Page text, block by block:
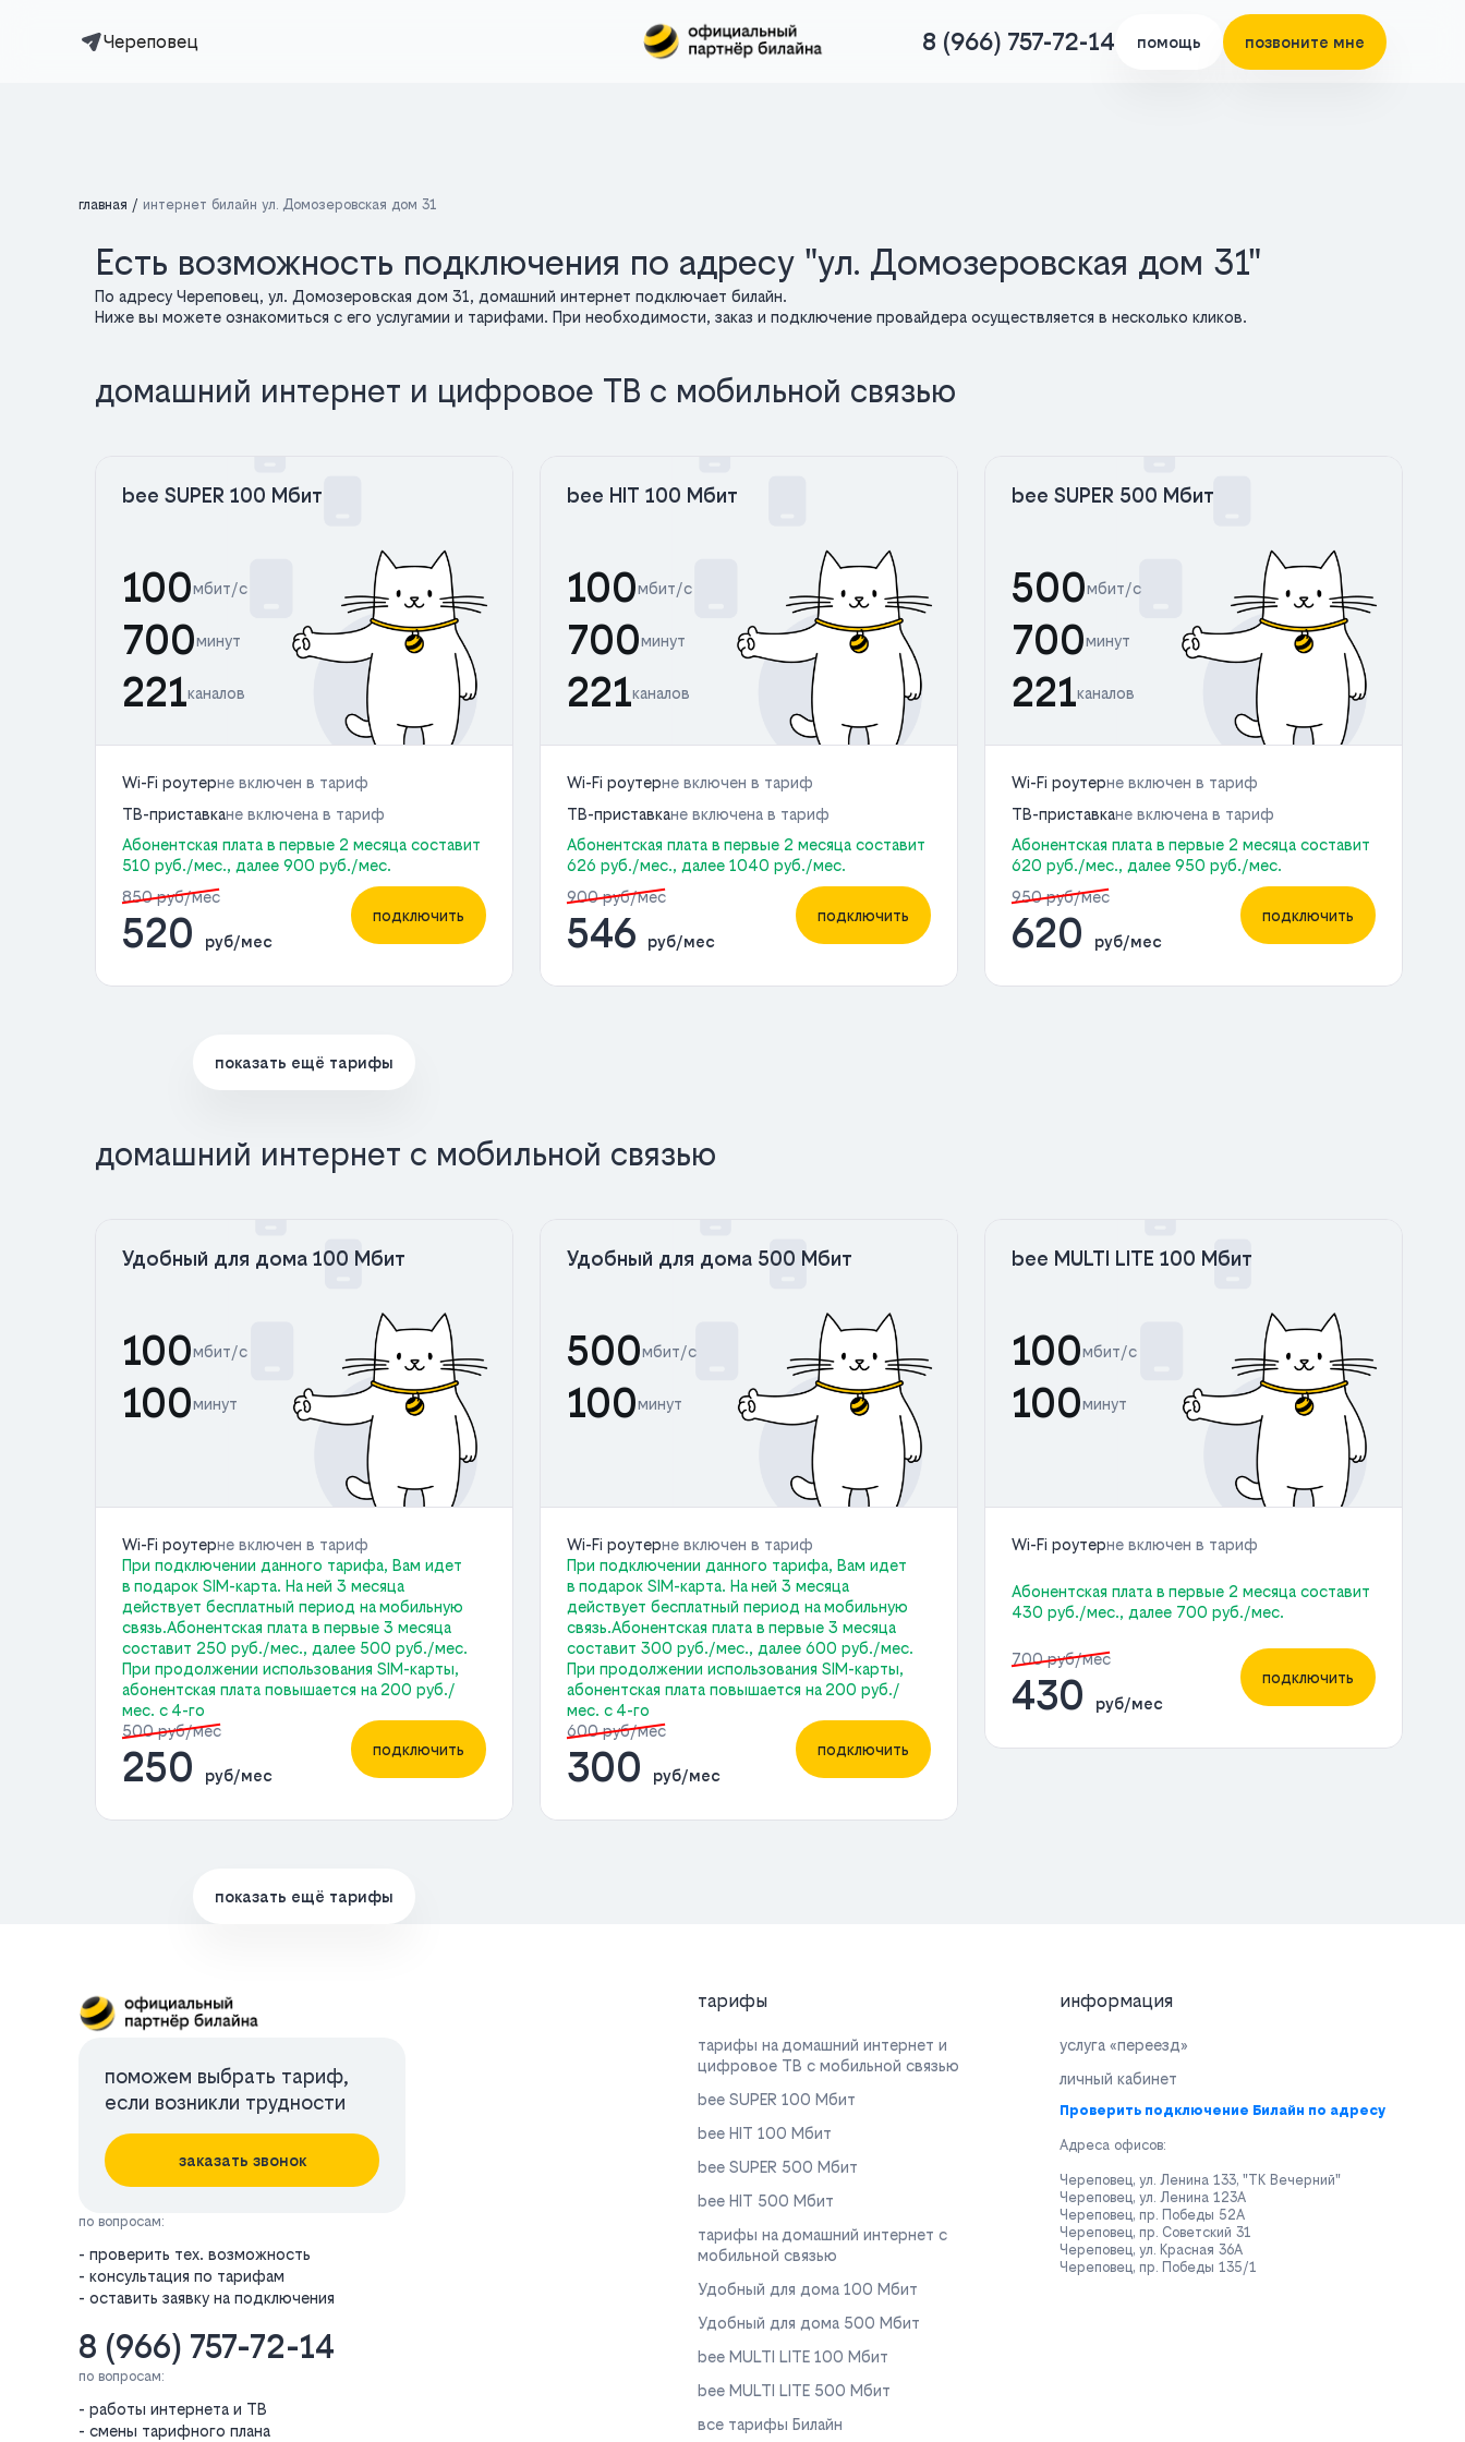
Череповец 8 (966) 757-72-14 помощь позвоните мне
главная интернет билайн ул. Домозеровская дом 31
Есть возможность подключения по адресу "ул. Домозеровская дом 31"
По адресу Череповец, ул. Домозеровская дом 31, домашний интернет подключает билайн.
Ниже вы можете ознакомиться с его услугамии и тарифами. При необходимости, заказ и подключение провайдера осуществляется в несколько кликов.
домашний интернет и цифровое ТВ с мобильной связью
bee SUPER 100 Мбит
100мбит/с
700минут
221каналов
Wi-Fi роутерне включен в тариф
ТВ-приставкане включена в тариф
Абонентская плата в первые 2 месяца составит
510 руб./мес., далее 900 руб./мес.
850 руб/мес
520 руб/мес
подключить
bee HIT 100 Мбит
100мбит/с
700минут
221каналов
Wi-Fi роутерне включен в тариф
ТВ-приставкане включена в тариф
Абонентская плата в первые 2 месяца составит
626 руб./мес., далее 1040 руб./мес.
900 руб/мес
546 руб/мес
подключить
bee SUPER 500 Мбит
500мбит/с
700минут
221каналов
Wi-Fi роутерне включен в тариф
ТВ-приставкане включена в тариф
Абонентская плата в первые 2 месяца составит
620 руб./мес., далее 950 руб./мес.
950 руб/мес
620 руб/мес
подключить
показать ещё тарифы
домашний интернет с мобильной связью
Удобный для дома 100 Мбит
100мбит/с
100минут
Wi-Fi роутерне включен в тариф
При подключении данного тарифа, Вам идет
в подарок SIM-карта. На ней 3 месяца
действует бесплатный период на мобильную
связь.Абонентская плата в первые 3 месяца
составит 250 руб./мес., далее 500 руб./мес.
При продолжении использования SIM-карты,
абонентская плата повышается на 200 руб./
мес. с 4-го
500 руб/мес
250 руб/мес
подключить
Удобный для дома 500 Мбит
500мбит/с
100минут
Wi-Fi роутерне включен в тариф
При подключении данного тарифа, Вам идет
в подарок SIM-карта. На ней 3 месяца
действует бесплатный период на мобильную
связь.Абонентская плата в первые 3 месяца
составит 300 руб./мес., далее 600 руб./мес.
При продолжении использования SIM-карты,
абонентская плата повышается на 200 руб./
мес. с 4-го
600 руб/мес
300 руб/мес
подключить
bee MULTI LITE 100 Мбит
100мбит/с
100минут
Wi-Fi роутерне включен в тариф
Абонентская плата в первые 2 месяца составит
430 руб./мес., далее 700 руб./мес.
700 руб/мес
430 руб/мес
подключить
показать ещё тарифы
поможем выбрать тариф,
если возникли трудности
заказать звонок
по вопросам:
- проверить тех. возможность
- консультация по тарифам
- оставить заявку на подключения
8 (966) 757-72-14
по вопросам:
- работы интернета и ТВ
- смены тарифного плана
тарифы
тарифы на домашний интернет и
цифровое ТВ с мобильной связью
bee SUPER 100 Мбит
bee HIT 100 Мбит
bee SUPER 500 Мбит
bee HIT 500 Мбит
тарифы на домашний интернет с
мобильной связью
Удобный для дома 100 Мбит
Удобный для дома 500 Мбит
bee MULTI LITE 100 Мбит
bee MULTI LITE 500 Мбит
все тарифы Билайн
информация
услуга «переезд»
личный кабинет
Проверить подключение Билайн по адресу
Адреса офисов:
Череповец, ул. Ленина 133, "ТК Вечерний"
Череповец, ул. Ленина 123А
Череповец, пр. Победы 52А
Череповец, пр. Советский 31
Череповец, ул. Красная 36А
Череповец, пр. Победы 135/1